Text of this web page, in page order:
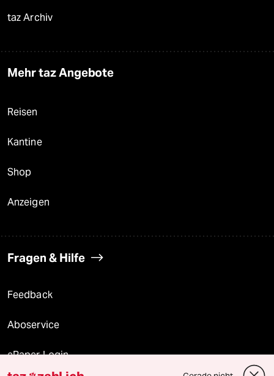
taz Archiv
Mehr taz Angebote
Reisen
Kantine
Shop
Anzeigen
Fragen & Hilfe
Feedback
Aboservice
ePaper Login